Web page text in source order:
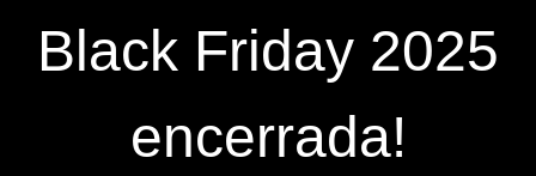
Black Friday 2025
encerrada!